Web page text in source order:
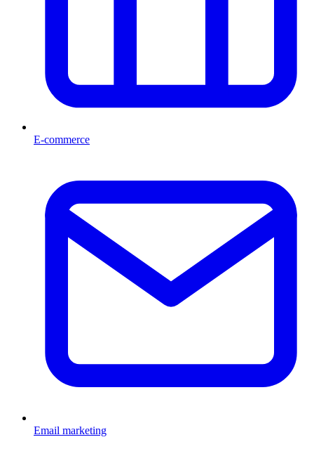
E-commerce
Email marketing